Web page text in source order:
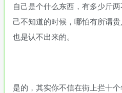
自己是个什么东西，有多少斤
己不知道的时候，哪怕有所谓
也是认不出来的。
是的，其实你不信在街上拦十